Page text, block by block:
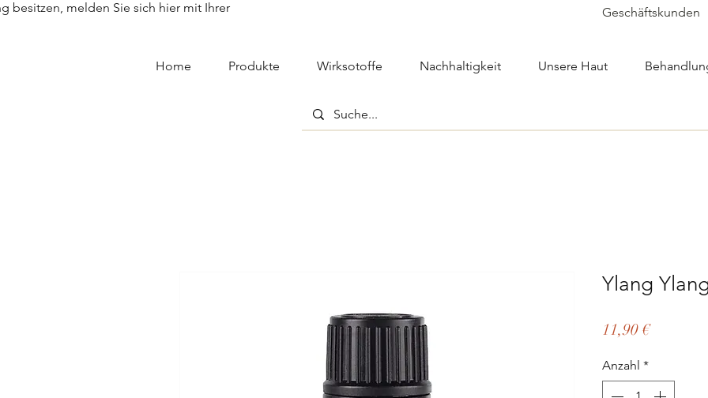
Home Produkte Wirksotoffe Nachhaltigkeit Unsere Haut
Geschäftskunden
besitzen, melden Sie sich hier mit Ihrer
Ylang
11,90 €Preis
Anzahl *